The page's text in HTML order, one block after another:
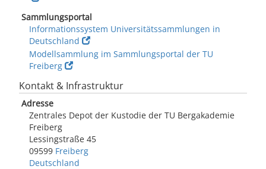
Sammlungsportal
Informationssystem Universitätssammlungen in
Deutschland
Modellsammlung im Sammlungsportal der TU
Freiberg
Kontakt & Infrastruktur
Adresse
Zentrales Depot der Kustodie der TU Bergakademie
Freiberg
Lessingstraße 45
09599 Freiberg
Deutschland